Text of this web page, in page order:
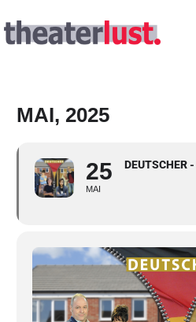
Inhalt
springen
MAI, 2025
25
MAI
DEUTSCHER